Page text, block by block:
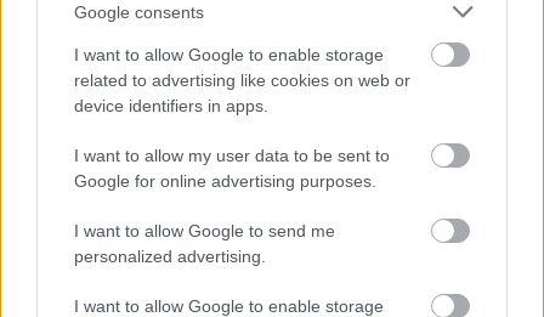
Google consents
I want to allow Google to enable storage
related to advertising like cookies on web or
device identifiers in apps.
I want to allow my user data to be sent to
Google for online advertising purposes.
I want to allow Google to send me
personalized advertising.
I want to allow Google to enable storage